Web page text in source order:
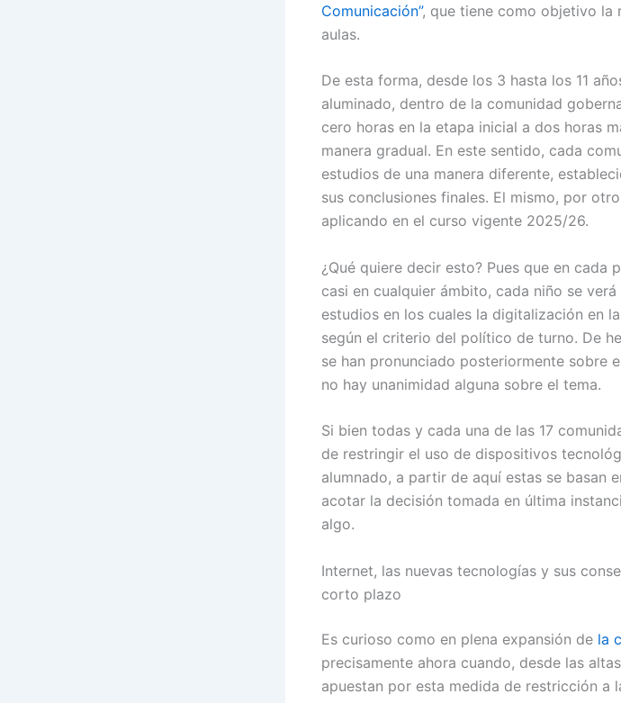
Comunicación”, que tiene como objetivo la
aulas.
De esta forma, desde los 3 hasta los 11
aluminado, dentro de la comunidad
cero horas en la etapa inicial a dos horas
manera gradual. En este sentido, cada
estudios de una manera diferente,
sus conclusiones finales. El mismo, por
aplicando en el curso vigente 2025/26.
¿Qué quiere decir esto? Pues que en cada
casi en cualquier ámbito, cada niño se
estudios en los cuales la digitalización en
según el criterio del político de turno. De
se han pronunciado posteriormente sobre
no hay unanimidad alguna sobre el tema.
Si bien todas y cada una de las 17
de restringir el uso de dispositivos
alumnado, a partir de aquí estas se basan
acotar la decisión tomada en última
algo.
Internet, las nuevas tecnologías y sus
corto plazo
Es curioso como en plena expansión de la
precisamente ahora cuando, desde las
apuestan por esta medida de restricción a